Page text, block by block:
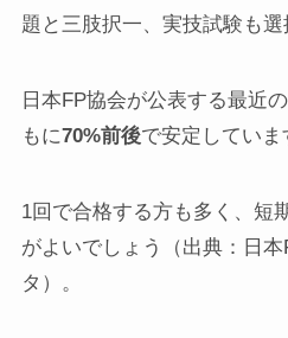
題と三肢択一、実技試験も選
日本FP協会が公表する最近
もに70%前後で安定していま
1回で合格する方も多く、短
がよいでしょう（出典：日
タ）。